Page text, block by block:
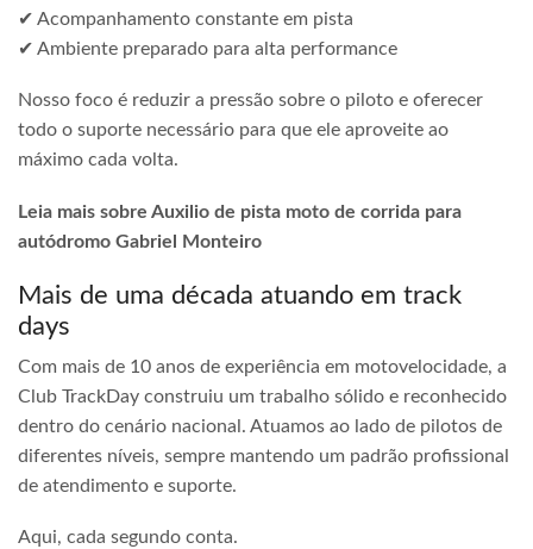
✔ Acompanhamento constante em pista
✔ Ambiente preparado para alta performance
Nosso foco é reduzir a pressão sobre o piloto e oferecer
todo o suporte necessário para que ele aproveite ao
máximo cada volta.
Leia mais sobre Auxilio de pista moto de corrida para
autódromo Gabriel Monteiro
Mais de uma década atuando em track
days
Com mais de 10 anos de experiência em motovelocidade, a
Club TrackDay construiu um trabalho sólido e reconhecido
dentro do cenário nacional. Atuamos ao lado de pilotos de
diferentes níveis, sempre mantendo um padrão profissional
de atendimento e suporte.
Aqui, cada segundo conta.